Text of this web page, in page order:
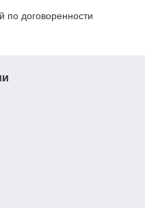
по договоренности